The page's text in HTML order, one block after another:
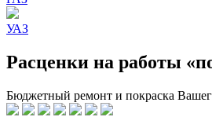
УАЗ
Расценки на работы
Бюджетный ремонт и покраска